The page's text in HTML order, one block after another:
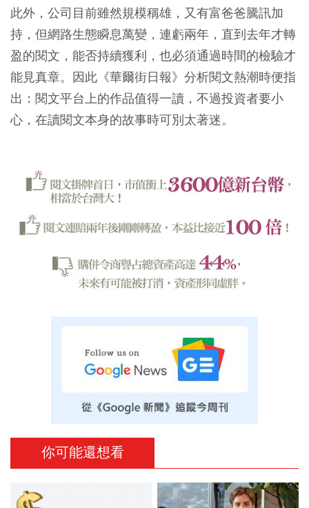
此外，公司目前雖然規模稱雄，又有富爸爸騰訊加
持，但網路生態瞬息萬變，連虧兩年，直到去年才轉
盈的閱文，能否持續獲利，也必須通過時間的檢驗才
能見真章。因此《華爾街日報》分析閱文熱潮時便指
出：閱文平台上的作品值得一讀，不過投資者要小
心，在讀閱文本身的故事時可別太著迷。
你可能還想看